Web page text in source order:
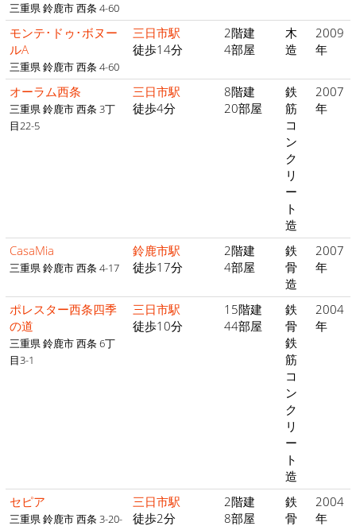
三重県 鈴鹿市 西条 4-60
モンテ･ドゥ･ボヌー
ルA
三重県 鈴鹿市 西条 4-60
三日市駅
徒歩14分
2階建
4部屋
木
造
2009
年
オーラム西条
三重県 鈴鹿市 西条 3丁
目22-5
三日市駅
徒歩4分
8階建
20部屋
鉄
筋
コ
ン
ク
リ
ー
ト
造
2007
年
CasaMia
三重県 鈴鹿市 西条 4-17
鈴鹿市駅
徒歩17分
2階建
4部屋
鉄
骨
造
2007
年
ポレスター西条四季
の道
三重県 鈴鹿市 西条 6丁
目3-1
三日市駅
徒歩10分
15階建
44部屋
鉄
骨
鉄
筋
コ
ン
ク
リ
ー
ト
造
2004
年
セピア
三重県 鈴鹿市 西条 3-20-
三日市駅
徒歩2分
2階建
8部屋
鉄
骨
2004
年